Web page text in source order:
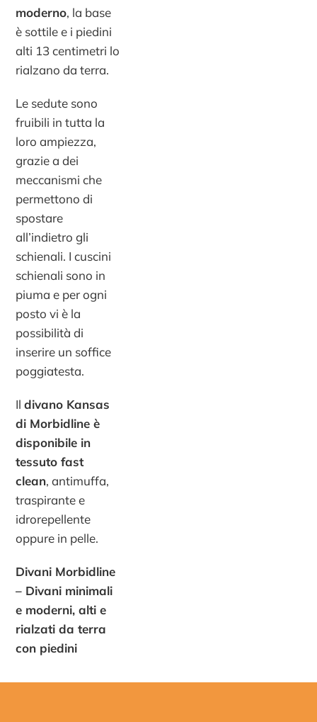
moderno, la base
è sottile e i piedini
alti 13 centimetri lo
rialzano da terra.
Le sedute sono
fruibili in tutta la
loro ampiezza,
grazie a dei
meccanismi che
permettono di
spostare
all’indietro gli
schienali. I cuscini
schienali sono in
piuma e per ogni
posto vi è la
possibilità di
inserire un soffice
poggiatesta.
Il divano Kansas
di Morbidline è
disponibile in
tessuto fast
clean, antimuffa,
traspirante e
idrorepellente
oppure in pelle.
Divani Morbidline
– Divani minimali
e moderni, alti e
rialzati da terra
con piedini